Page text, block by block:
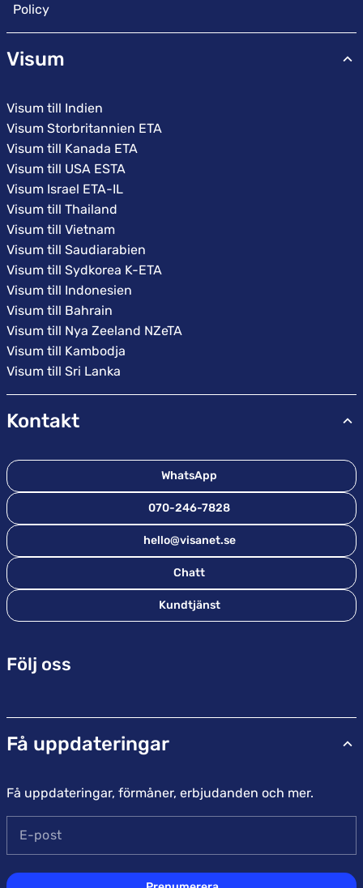
Policy
Visum
Visum till Indien
Visum Storbritannien ETA
Visum till Kanada ETA
Visum till USA ESTA
Visum Israel ETA-IL
Visum till Thailand
Visum till Vietnam
Visum till Saudiarabien
Visum till Sydkorea K-ETA
Visum till Indonesien
Visum till Bahrain
Visum till Nya Zeeland NZeTA
Visum till Kambodja
Visum till Sri Lanka
Kontakt
WhatsApp
070-246-7828
hello@visanet.se
Chatt
Kundtjänst
Följ oss
Få uppdateringar
Få uppdateringar, förmåner, erbjudanden och mer.
E-post